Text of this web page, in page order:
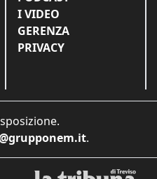
I VIDEO
GERENZA
PRIVACY
.